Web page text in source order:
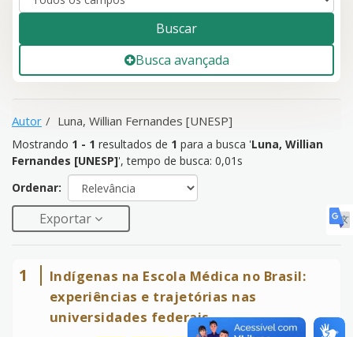
Buscar
Busca avançada
Autor Luna, Willian Fernandes [UNESP]
Mostrando 1 - 1 resultados de 1 para a busca 'Luna, Willian
Fernandes [UNESP]', tempo de busca: 0,01s
Ordenar:
Exportar
1
Indígenas na Escola Médica no Brasil:
experiências e trajetórias nas
universidades federais